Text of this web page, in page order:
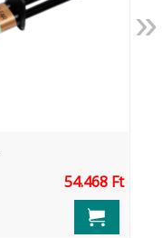
54.468 Ft
»